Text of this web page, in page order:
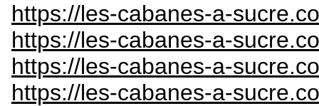
https://les-cabanes-a-
https://les-cabanes-a-
https://les-cabanes-a-
https://les-cabanes-a-